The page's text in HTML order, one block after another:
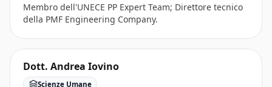
Membro dell'UNECE PP Expert Team; Direttore tecnico
della PMF Engineering Company.
Dott. Andrea Iovino
Scienze Umane